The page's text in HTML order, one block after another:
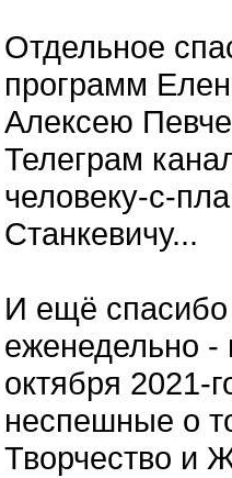
Отдельное
программ
Алексею
Телеграм
человеку-с-
Станкевичу...
И ещё спасибо
еженедельно -
октября 2021-
неспешные о
Творчество и